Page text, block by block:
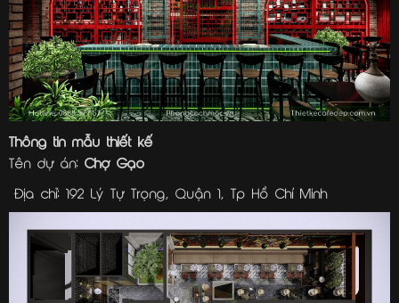
Thông tin mẫu thiết kế
Tên dự án: Chợ Gạo
Địa chỉ: 192 Lý Tự Trọng, Quận 1, Tp Hồ Chí Minh